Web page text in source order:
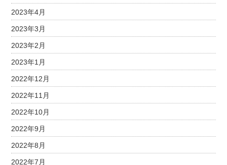
2023年4月
2023年3月
2023年2月
2023年1月
2022年12月
2022年11月
2022年10月
2022年9月
2022年8月
2022年7月